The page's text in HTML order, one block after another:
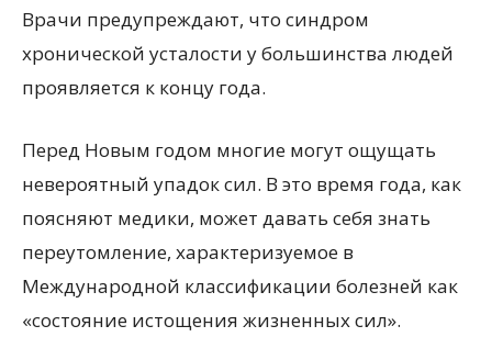
Врачи предупреждают, что синдром
хронической усталости у большинства людей
проявляется к концу года.
Перед Новым годом многие могут ощущать
невероятный упадок сил. В это время года, как
поясняют медики, может давать себя знать
переутомление, характеризуемое в
Международной классификации болезней как
«состояние истощения жизненных сил».